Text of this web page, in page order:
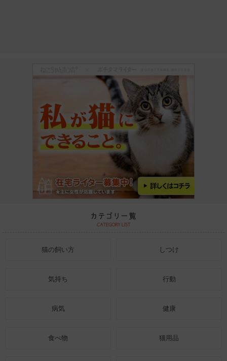
猫の飼い方 しつけ
気持ち 行動
病気 健康
食べ物 猫用品